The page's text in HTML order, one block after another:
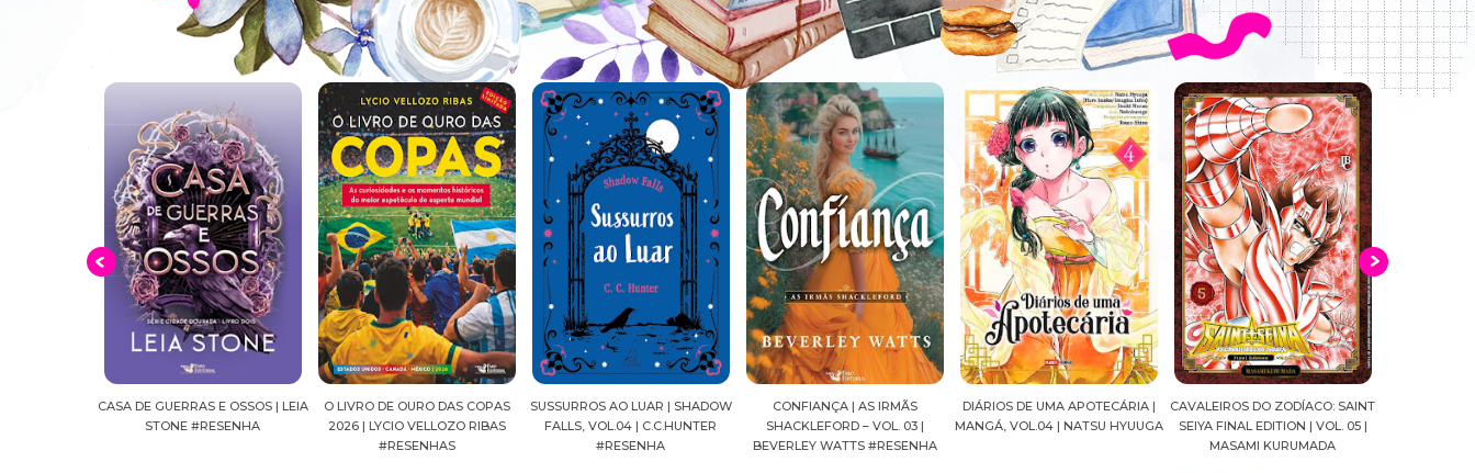
E OSSOS | LEIA
O LIVRO DE OURO DAS COPAS
2026 | LYCIO VELLOZO RIBAS
SUSSURROS AO LUAR | SHADOW
FALLS, VOL.04 | C.C.HUNTER
#RESENHA
CONFIANÇA | AS IRMÃS
SHACKLEFORD – VOL. 03 |
BEVERLEY WATTS #RESENHA
DIÁRIOS DE UMA APOTECÁRIA |
MANGÁ, VOL.04 | NATSU HYUUGA
CAVALEIROS DO ZODÍACO: SAINT
SEIYA FINAL EDITION | VOL. 05 |
CROWN OF WAR AND SHADOW |
J.R.WARD #RESENHA